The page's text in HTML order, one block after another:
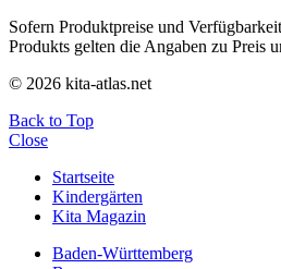
Sofern Produktpreise und
Produkts gelten die Angaben zu Preis
© 2026 kita-atlas.net
Back to Top
Close
Startseite
Kindergärten
Kita Magazin
Baden-Württemberg